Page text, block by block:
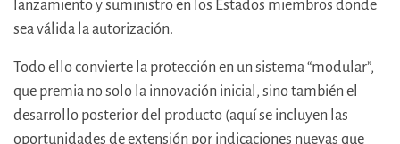
lanzamiento y suministro en los Estados miembros donde
sea válida la autorización.
Todo ello convierte la protección en un sistema “modular”,
que premia no solo la innovación inicial, sino también el
desarrollo posterior del producto (aquí se incluyen las
oportunidades de extensión por indicaciones nuevas que